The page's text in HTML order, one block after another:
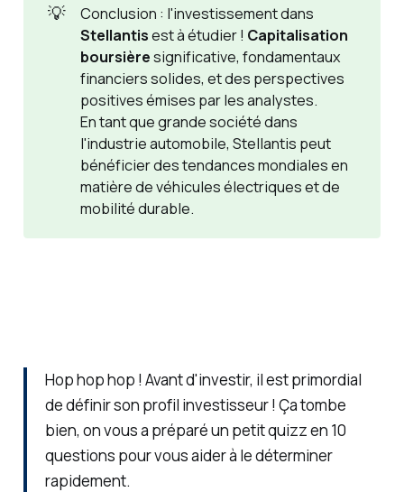
💡
Conclusion : l'investissement dans
Stellantisest à étudier ! Capitalisation
boursièresignificative, fondamentaux
financiers solides, et des perspectives
positives émises par les analystes.
En tant que grande société dans
l'industrie automobile, Stellantis peut
bénéficier des tendances mondiales en
matière de véhicules électriques et de
mobilité durable.
Hop hop hop ! Avant d'investir, il est primordial
de définir son profil investisseur ! Ça tombe
bien, on vous a préparé un petit quizz en 10
questions pour vous aider à le déterminer
rapidement.